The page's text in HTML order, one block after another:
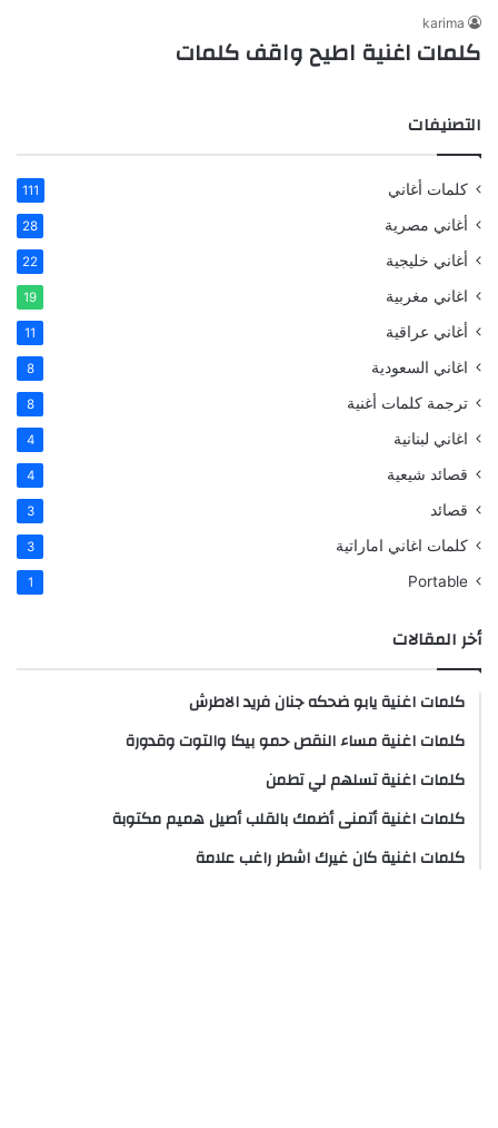
karima
كلمات اغنية اطيح واقف كلمات
التصنيفات
كلمات أغاني 111
أغاني مصرية 28
أغاني خليجية 22
اغاني مغربية 19
أغاني عراقية 11
اغاني السعودية 8
ترجمة كلمات أغنية 8
اغاني لبنانية 4
قصائد شيعية 4
قصائد 3
كلمات اغاني اماراتية 3
Portable
1
أخر المقالات
كلمات اغنية يابو ضحكه جنان فريد الاطرش
كلمات اغنية مساء النقص حمو بيكا والتوت وقدورة
كلمات اغنية تسلهم لي تطمن
كلمات اغنية أتمنى أضمك بالقلب أصيل هميم مكتوبة
كلمات اغنية كان غيرك اشطر راغب علامة